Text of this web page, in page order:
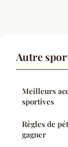
Autre
Meilleurs
sportives
Règles de
gagner